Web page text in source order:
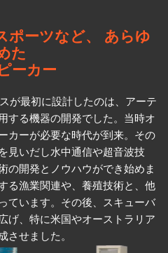
ポーツなど、 あらゆ
た
ーカー
が最初に設計したのは、アーテ
する機器の開発でした。当時オ
カーが必要な時代が到来。その
見いだし水中通信や超音波技
の開発とノウハウができ始めま
る漁業関連や、養殖技術と、他
ています。その後、スキューバ
げ、特に米国やオーストラリア
せました。